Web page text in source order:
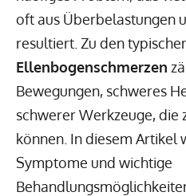
oft aus Überbelastungen
resultiert. Zu den
Ellenbogenschmerzen
Bewegungen, schweres
schwerer Werkzeuge, die
können. In diesem Artikel
Symptome und wichtige